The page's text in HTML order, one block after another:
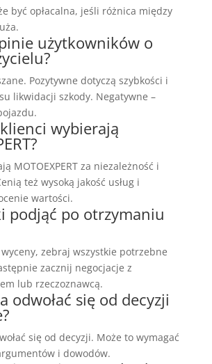
być opłacalna, jeśli różnica między
użytkowników o
Pozytywne dotyczą szybkości i
likwidacji szkody. Negatywne –
wybierają
MOTOEXPERT za niezależność i
też wysoką jakość usług i
wartości.
podjąć po otrzymaniu
zebraj wszystkie potrzebne
zacznij negocjacje z
lub rzeczoznawcą.
odwołać się od decyzji
się od decyzji. Może to wymagać
i dowodów.